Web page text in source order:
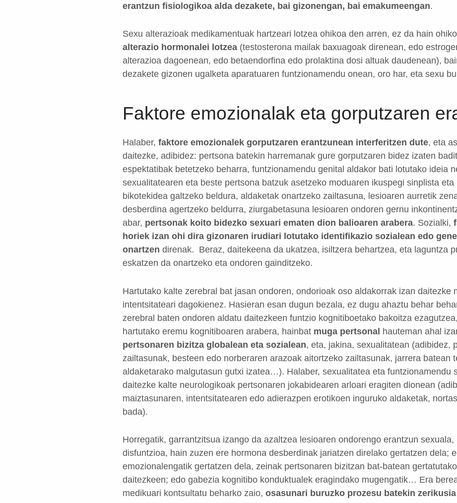
erantzun fisiologikoa alda dezakete, bai gizonengan, bai emakumeengan.
Sexu alterazioak medikamentuak hartzeari lotzea ohikoa den arren, ez da hain
alterazio hormonalei lotzea (testosterona mailak baxuagoak direnean, edo
alterazioa dagoenean, edo betaendorfina edo prolaktina dosi altuak daudenean),
dezakete gizonen ugalketa aparatuaren funtzionamendu onean, oro har, eta sexu
Faktore emozionalak eta gorputzaren
Halaber, faktore emozionalek gorputzaren erantzunean interferitzen dute, eta
daitezke, adibidez: pertsona batekin harremanak gure gorputzaren bidez izaten
espektatibak betetzeko beharra, funtzionamendu genital aldakor bati lotutako ideia
sexualitatearen eta beste pertsona batzuk asetzeko moduaren ikuspegi sinplista eta
bikotekidea galtzeko beldura, aldaketak onartzeko zailtasuna, lesioaren aurretik
desberdina agertzeko beldurra, ziurgabetasuna lesioaren ondoren gernu
abar, pertsonak koito bidezko sexuari ematen dion balioaren arabera. Sozialki,
horiek izan ohi dira gizonaren irudiari lotutako identifikazio sozialean edo
onartzen direnak. Beraz, daitekeena da ukatzea, isiltzera behartzea, eta laguntza
eskatzen da onartzeko eta ondoren gainditzeko.
Hartutako kalte zerebral bat jasan ondoren, ondorioak oso aldakorrak izan daitezke
intentsitateari dagokienez. Hasieran esan dugun bezala, ez dugu ahaztu behar
zerebral baten ondoren aldatu daitezkeen funtzio kognitiboetako bakoitza
hartutako eremu kognitiboaren arabera, hainbat muga pertsonal hauteman ahal
pertsonaren bizitza globalean eta sozialean, eta, jakina, sexualitatean (adibidez,
zailtasunak, besteen edo norberaren arazoak aitortzeko zailtasunak, jarrera batean
aldaketarako malgutasun gutxi izatea…). Halaber, sexualitatea eta funtzionamendu
daitezke kalte neurologikoak pertsonaren jokabidearen arloari eragiten dionean
maiztasunaren, intentsitatearen edo adierazpen erotikoen inguruko aldaketak,
bada).
Horregatik, garrantzitsua izango da azaltzea lesioaren ondorengo erantzun
disfuntzioa, hain zuzen ere hormona desberdinak jariatzen direlako gertatzen dela;
emozionalengatik gertatzen dela, zeinak pertsonaren bizitzan bat-batean
daitezkeen; edo gabezia kognitibo konduktualek eragindako mugengatik… Era
medikuari kontsultatu beharko zaio, osasunari buruzko prozesu batekin